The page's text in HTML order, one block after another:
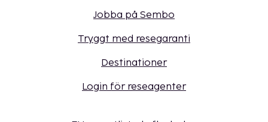
Jobba på Sembo
Tryggt med resegaranti
Destinationer
Login för reseagenter